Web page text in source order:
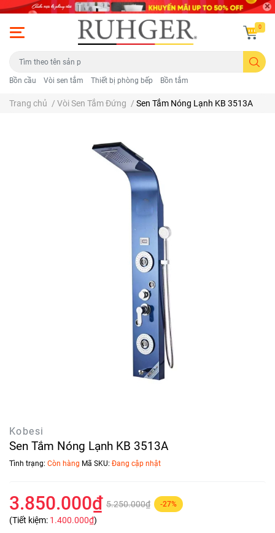
Bồn cầu Vòi sen tắm Thiết bị phòng bếp Bồn tắm
0
Trang chủ / Vòi Sen Tắm Đứng / Sen Tắm Nóng Lạnh KB 3513A
Kobesi
Sen Tắm Nóng Lạnh KB 3513A
Tình trạng: Còn hàng Mã SKU: Đang cập nhật
3.850.000₫ 5.250.000₫ -27%
(Tiết kiệm: 1.400.000₫)